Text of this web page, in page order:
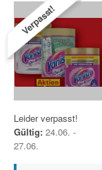
Verpasst!
Leider verpasst!
Gültig: 24.06. -
27.06.